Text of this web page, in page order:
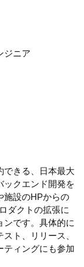
ジニア
できる、日本最大
ックエンド開発を
施設のHPからの
ダクトの拡張に
ンです。具体的に
ト、リリース、
ティングにも参加